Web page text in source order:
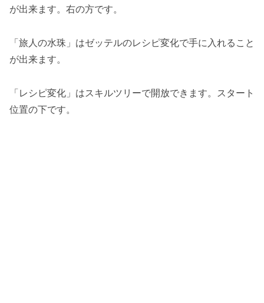
が出来ます。右の方です。
「旅人の水珠」はゼッテルのレシピ変化で手に入れること
が出来ます。
「レシピ変化」はスキルツリーで開放できます。スタート
位置の下です。